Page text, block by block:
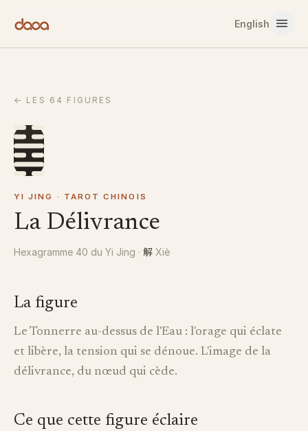
English
← LES 64 FIGURES
YI JING · TAROT CHINOIS
La Délivrance
Hexagramme 40 du Yi Jing · 解 Xiè
La figure
Le Tonnerre au-dessus de l'Eau : l'orage qui éclate
et libère, la tension qui se dénoue. L'image de la
délivrance, du nœud qui cède.
Ce que cette figure éclaire